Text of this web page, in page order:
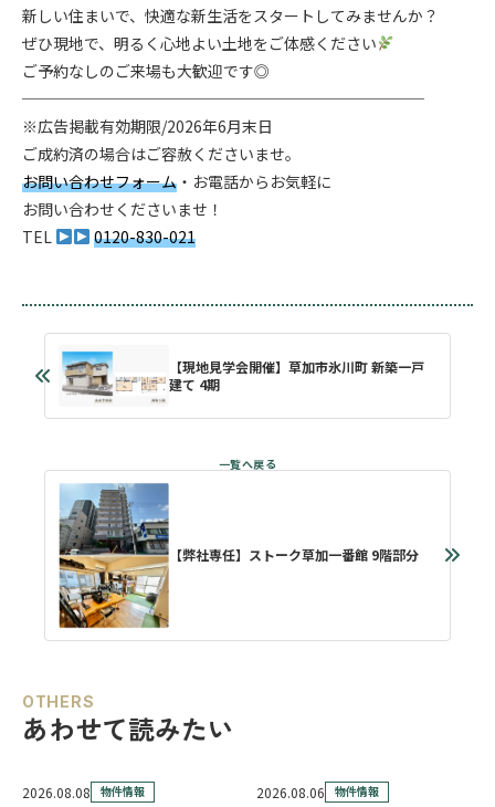
新しい住まいで、快適な新生活をスタートしてみませんか？
ぜひ現地で、明るく心地よい土地をご体感ください
ご予約なしのご来場も大歓迎です◎
──────────────────────────
※広告掲載有効期限/2026年6月末日
ご成約済の場合はご容赦くださいませ。
お問い合わせフォーム ・お電話からお気軽に
お問い合わせくださいませ！
TEL
0120-830-021
【現地見学会開催】草加市氷川町 新築一戸
建て 4期
【弊社専任】ストーク草加一番館 9階部分
OTHERS
あわせて読みたい
2026.08.08 物件情報 2026.08.06 物件情報